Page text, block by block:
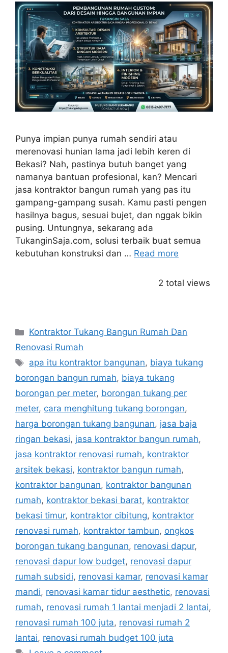
Punya impian punya rumah sendiri atau
merenovasi hunian lama jadi lebih keren di
Bekasi? Nah, pastinya butuh banget yang
namanya bantuan profesional, kan? Mencari
jasa kontraktor bangun rumah yang pas itu
gampang-gampang susah. Kamu pasti pengen
hasilnya bagus, sesuai bujet, dan nggak bikin
pusing. Untungnya, sekarang ada
TukanginSaja.com, solusi terbaik buat semua
kebutuhan konstruksi dan … Read more
2 total views
Categories
Kontraktor Tukang Bangun Rumah Dan
Renovasi Rumah
Tags
apa itu kontraktor bangunan, biaya tukang
borongan bangun rumah, biaya tukang
borongan per meter, borongan tukang per
meter, cara menghitung tukang borongan,
harga borongan tukang bangunan, jasa baja
ringan bekasi, jasa kontraktor bangun rumah,
jasa kontraktor renovasi rumah, kontraktor
arsitek bekasi, kontraktor bangun rumah,
kontraktor bangunan, kontraktor bangunan
rumah, kontraktor bekasi barat, kontraktor
bekasi timur, kontraktor cibitung, kontraktor
renovasi rumah, kontraktor tambun, ongkos
borongan tukang bangunan, renovasi dapur,
renovasi dapur low budget, renovasi dapur
rumah subsidi, renovasi kamar, renovasi kamar
mandi, renovasi kamar tidur aesthetic, renovasi
rumah, renovasi rumah 1 lantai menjadi 2 lantai,
renovasi rumah 100 juta, renovasi rumah 2
lantai, renovasi rumah budget 100 juta